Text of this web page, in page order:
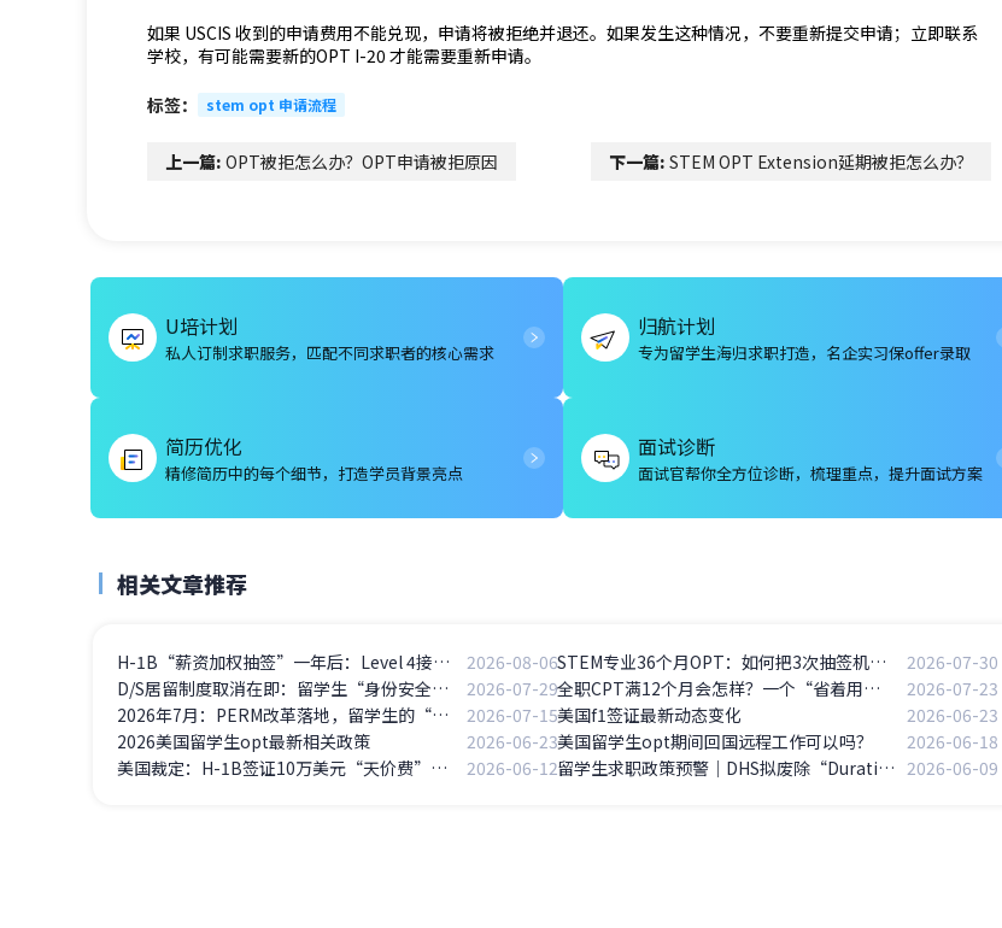
如果 USCIS 收到的申请费用不能兑现，申请将被拒绝并退还。如果发生这种情况，不要重新提交申请；立即联系
学校，有可能需要新的OPT I-20 才能需要重新申请。
标签： stem opt 申请流程
上一篇: OPT被拒怎么办？OPT申请被拒原因 下一篇: STEM OPT Extension延期被拒怎么办？
U培计划
私人订制求职服务，匹配不同求职者的核心需求
归航计划
专为留学生海归求职打造，名企实习保offer录取
简历优化
精修简历中的每个细节，打造学员背景亮点
面试诊断
面试官帮你全方位诊断，梳理重点，提升面试方案
相关文章推荐
H-1B“薪资加权抽签”一年后：Level 4接近100%中签，Level 1骤降至5%——高薪岗位通吃 2026-08-06 STEM专业36个月OPT：如何把3次抽签机会用到极致？
2026-07-30
D/S居留制度取消在即：留学生“身份安全感”正在蒸发
2026-07-29 全职CPT满12个月会怎样？一个“省着用”的代价
2026-07-23
2026年7月：PERM改革落地，留学生的“美国梦”迎来关键转折点
2026-07-15美国f1签证最新动态变化
2026-06-23
2026美国留学生opt最新相关政策
2026-06-23美国留学生opt期间回国远程工作可以吗？
2026-06-18
美国裁定：H-1B签证10万美元“天价费”违法
2026-06-12 留学生求职政策预警｜DHS拟废除“Duration of Status”（D/S），四年学制倒计时开始 2026-06-09